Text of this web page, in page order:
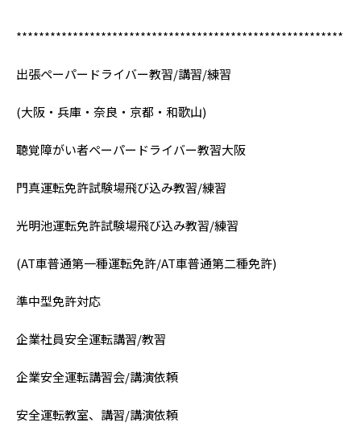
**********************************************************
出張ペーパードライバー教習/講習/練習
(大阪・兵庫・奈良・京都・和歌山)
聴覚障がい者ペーパードライバー教習大阪
門真運転免許試験場飛び込み教習/練習
光明池運転免許試験場飛び込み教習/練習
(AT車普通第一種運転免許/AT車普通第二種免許)
準中型免許対応
企業社員安全運転講習/教習
企業安全運転講習会/講演依頼
安全運転教室、講習/講演依頼